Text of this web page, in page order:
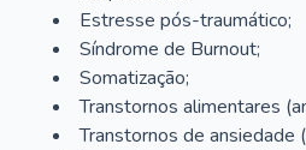
Estresse pós-traumático;
Síndrome de Burnout;
Somatização;
Transtornos alimentares
Transtornos de ansiedade